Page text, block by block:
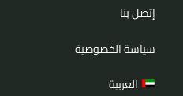
إتصل بنا
سياسة الخصوصية
العربية